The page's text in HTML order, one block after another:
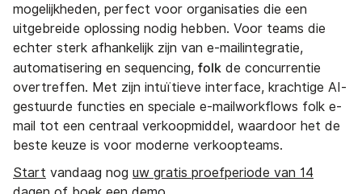
mogelijkheden, perfect voor organisaties die een
uitgebreide oplossing nodig hebben. Voor teams die
echter sterk afhankelijk zijn van e-mailintegratie,
automatisering en sequencing, folk de concurrentie
overtreffen. Met zijn intuïtieve interface, krachtige AI-
gestuurde functies en speciale e-mailworkflows folk e-
mail tot een centraal verkoopmiddel, waardoor het de
beste keuze is voor moderne verkoopteams.
Start vandaag nog uw gratis proefperiode van 14